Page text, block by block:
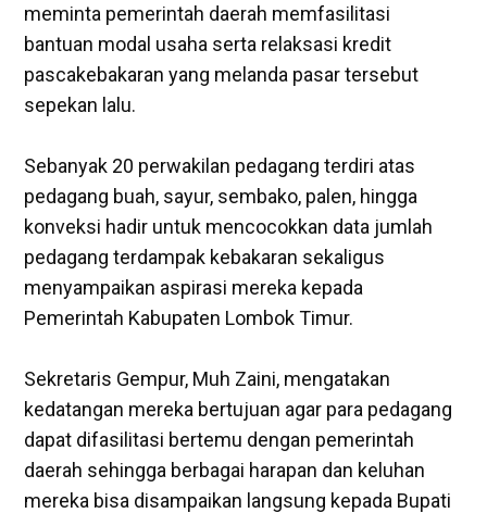
meminta pemerintah daerah memfasilitasi
bantuan modal usaha serta relaksasi kredit
pascakebakaran yang melanda pasar tersebut
sepekan lalu.
‎Sebanyak 20 perwakilan pedagang terdiri atas
pedagang buah, sayur, sembako, palen, hingga
konveksi hadir untuk mencocokkan data jumlah
pedagang terdampak kebakaran sekaligus
menyampaikan aspirasi mereka kepada
Pemerintah Kabupaten Lombok Timur.
‎Sekretaris Gempur, Muh Zaini, mengatakan
kedatangan mereka bertujuan agar para pedagang
dapat difasilitasi bertemu dengan pemerintah
daerah sehingga berbagai harapan dan keluhan
mereka bisa disampaikan langsung kepada Bupati